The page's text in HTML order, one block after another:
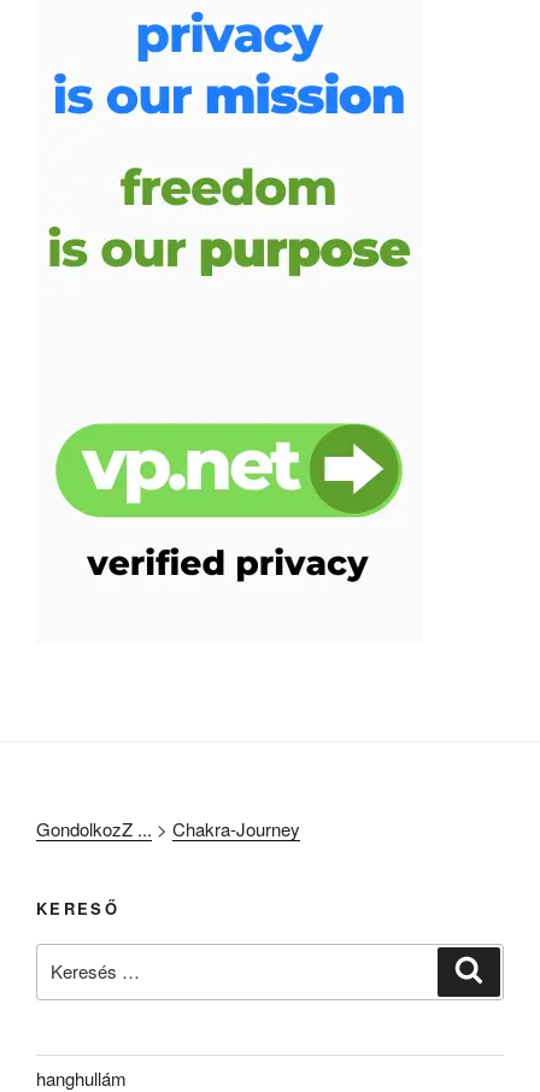
GondolkozZ ... > Chakra-Journey
KERESŐ
hanghullám